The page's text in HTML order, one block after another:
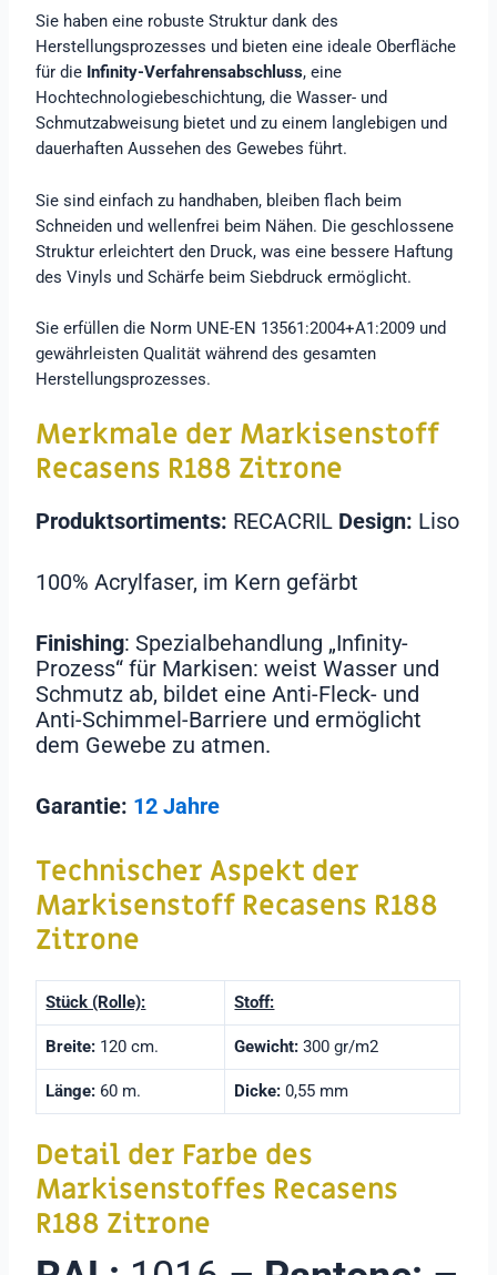
Sie haben eine robuste Struktur dank des
Herstellungsprozesses und bieten eine ideale Oberfläche
für die Infinity-Verfahrensabschluss, eine
Hochtechnologiebeschichtung, die Wasser- und
Schmutzabweisung bietet und zu einem langlebigen und
dauerhaften Aussehen des Gewebes führt.
Sie sind einfach zu handhaben, bleiben flach beim
Schneiden und wellenfrei beim Nähen. Die geschlossene
Struktur erleichtert den Druck, was eine bessere Haftung
des Vinyls und Schärfe beim Siebdruck ermöglicht.
Sie erfüllen die Norm UNE-EN 13561:2004+A1:2009 und
gewährleisten Qualität während des gesamten
Herstellungsprozesses.
Merkmale der Markisenstoff
Recasens R188 Zitrone
Produktsortiments: RECACRIL Design: Liso
100% Acrylfaser, im Kern gefärbt
Finishing: Spezialbehandlung „Infinity-
Prozess“ für Markisen: weist Wasser und
Schmutz ab, bildet eine Anti-Fleck- und
Anti-Schimmel-Barriere und ermöglicht
dem Gewebe zu atmen.
Garantie: 12 Jahre
Technischer Aspekt der
Markisenstoff Recasens R188
Zitrone
Stück (Rolle): Stoff:
Breite: 120 cm. Gewicht: 300 gr/m2
Länge: 60 m. Dicke:0,55 mm
Detail der Farbe des
Markisenstoffes Recasens
R188 Zitrone